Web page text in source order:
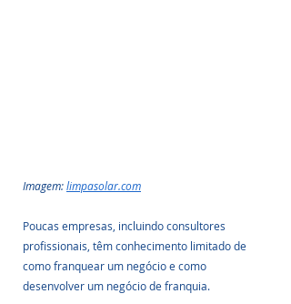
Imagem: limpasolar.com
Poucas empresas, incluindo consultores
profissionais, têm conhecimento limitado de
como franquear um negócio e como
desenvolver um negócio de franquia.